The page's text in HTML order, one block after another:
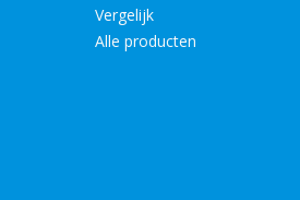
Vergelijk
Alle producten